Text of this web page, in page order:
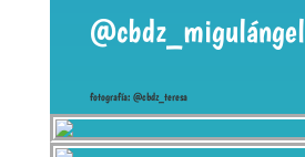
@cbdz_migulángel
fotografía: @cbdz_teresa